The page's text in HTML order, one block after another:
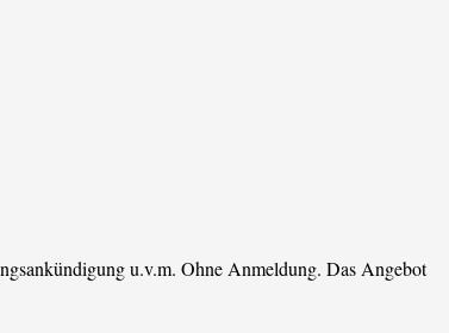
u.v.m. Ohne Anmeldung. Das Angebot